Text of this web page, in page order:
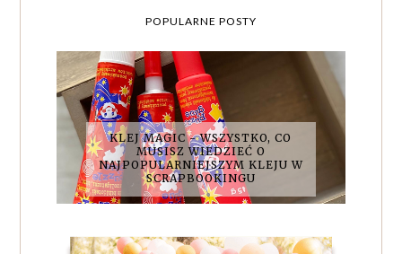
POPULARNE POSTY
KLEJ MAGIC - WSZYSTKO, CO
MUSISZ WIEDZIEĆ O
NAJPOPULARNIEJSZYM KLEJU W
SCRAPBOOKINGU